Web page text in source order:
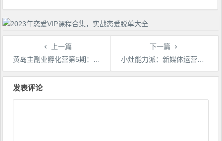
上一篇
黄岛主副业孵化营第5期：抖音情感中视频变现项目孵化单条视频收益几十上百
下一篇
小灶能力派：新媒体运营系列课，课程零基础入门，解锁高薪职业必备的四项技能
文
发表评论